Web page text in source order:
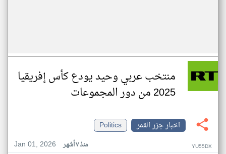
منتخب عربي وحيد يودع كأس إفريقيا
2025 من دور المجموعات
اخبار جزر القمر
Politics
Jan 01, 2026
منذ ٧ أشهر YU55DX